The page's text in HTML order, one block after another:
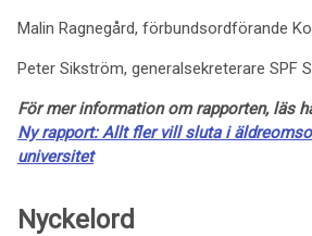
Malin Ragnegård, förbundsordförande
Peter Sikström, generalsekreterare SPF
För mer information om rapporten, läs
Ny rapport: Allt fler vill sluta i
universitet
Nyckelord